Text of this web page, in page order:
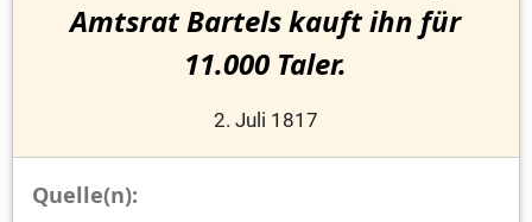
Amtsrat Bartels kauft ihn für
11.000 Taler.
2. Juli 1817
Quelle(n):